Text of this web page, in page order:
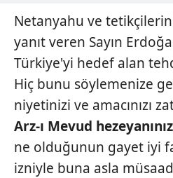
6698 sayılı Kişisel Verilerin
hazırlanmış Aydınlatma
ilgili mevzuata uygun olarak
almak için lütfentıklayınız.
Netanyahu ve
yanıt veren Sayın
Türkiye'yi hedef alan
Hiç bunu söylemenize
niyetinizi ve amacınızı
Arz-ı Mevud
ne olduğunun gayet iyi
izniyle buna asla